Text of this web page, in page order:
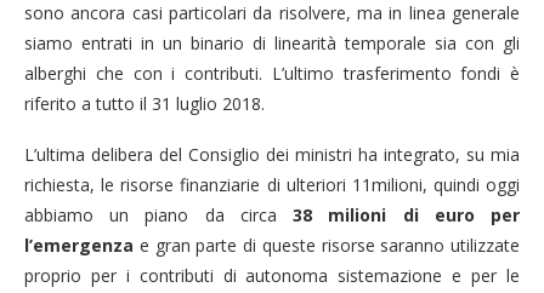
sono ancora casi particolari da risolvere, ma in linea generale
siamo entrati in un binario di linearità temporale sia con gli
alberghi che con i contributi. L’ultimo trasferimento fondi è
riferito a tutto il 31 luglio 2018.
L’ultima delibera del Consiglio dei ministri ha integrato, su mia
richiesta, le risorse finanziarie di ulteriori 11milioni, quindi oggi
abbiamo un piano da circa38 milioni di euro per
l’emergenza e gran parte di queste risorse saranno utilizzate
proprio per i contributi di autonoma sistemazione e per le